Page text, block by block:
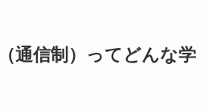
通信制）ってどんな学